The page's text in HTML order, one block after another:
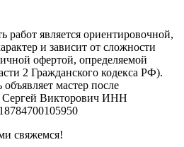
работ является ориентировочной,
и зависит от сложности
офертой, определяемой
2 Гражданского кодекса РФ).
мастер после
Викторович ИНН
свяжемся!